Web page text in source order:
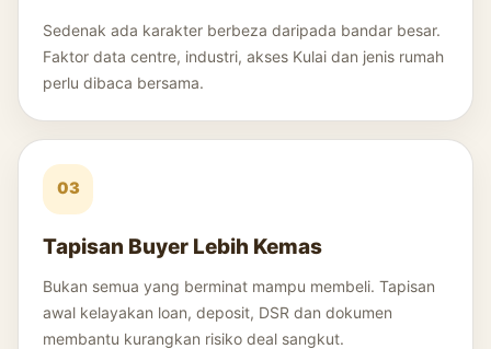
Sedenak ada karakter berbeza daripada bandar besar.
Faktor data centre, industri, akses Kulai dan jenis rumah
perlu dibaca bersama.
03
Tapisan Buyer Lebih Kemas
Bukan semua yang berminat mampu membeli. Tapisan
awal kelayakan loan, deposit, DSR dan dokumen
membantu kurangkan risiko deal sangkut.